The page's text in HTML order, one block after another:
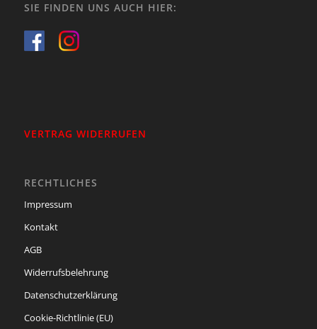
SIE FINDEN UNS AUCH HIER:
VERTRAG WIDERRUFEN
RECHTLICHES
Impressum
Kontakt
AGB
Widerrufsbelehrung
Datenschutzerklärung
Cookie-Richtlinie (EU)